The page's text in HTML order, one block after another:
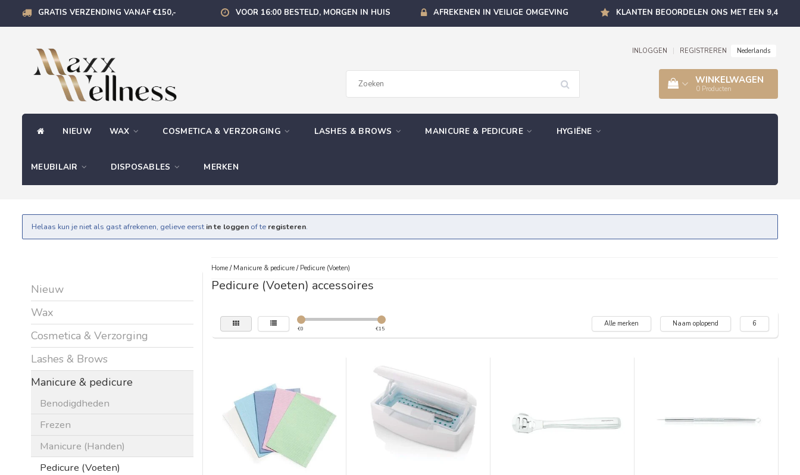
GRATIS VERZENDING VANAF €150,- VOOR 16:00 BESTELD, MORGEN IN HUIS AFREKENEN IN VEILIGE OMGEVING KLANTEN BEOORDELEN ONS MET EEN 9,4
INLOGGEN REGISTREREN Nederlands
WINKELWAGEN
0 Producten
NIEUW WAX COSMETICA & VERZORGING LASHES & BROWS MANICURE & PEDICURE HYGIËNE
MEUBILAIR DISPOSABLES MERKEN
Helaas kun je niet als gast afrekenen, gelieve eerst in te loggen of te registeren.
Nieuw
Wax
Cosmetica & Verzorging
Lashes & Brows
Manicure & pedicure
Benodigdheden
Frezen
Manicure (Handen)
Pedicure (Voeten)
Home/ Manicure & pedicure/ Pedicure (Voeten)
Pedicure (Voeten) accessoires
€0 €15
Alle merken Naam oplopend 6